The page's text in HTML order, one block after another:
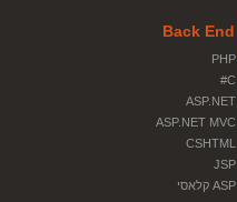
Back End
PHP
C#
ASP.NET
ASP.NET MVC
CSHTML
JSP
ASP קלאסי